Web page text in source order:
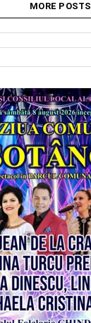
MORE POSTS